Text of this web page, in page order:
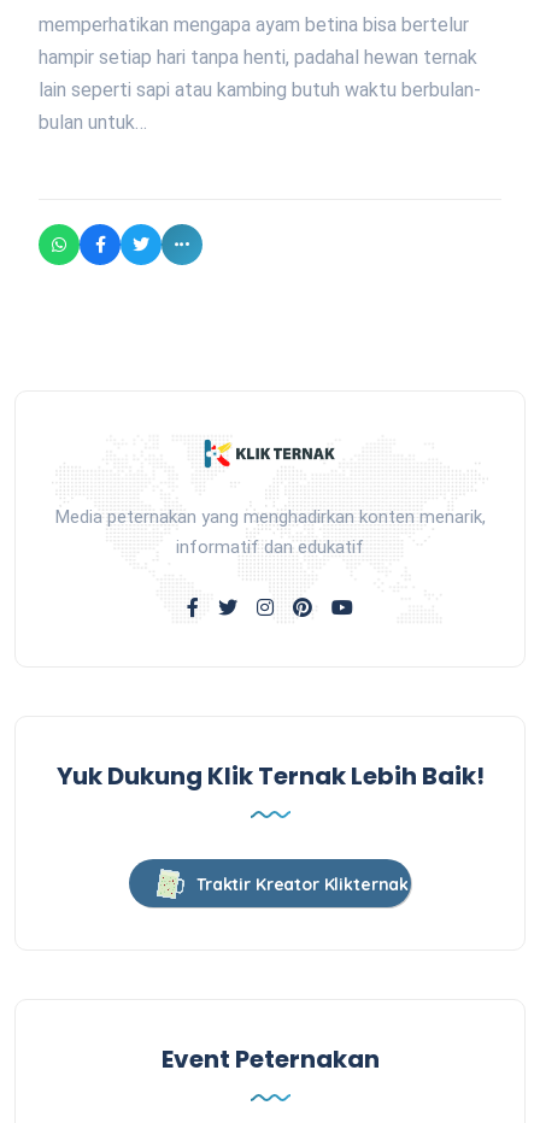
memperhatikan mengapa ayam betina bisa bertelur
hampir setiap hari tanpa henti, padahal hewan ternak
lain seperti sapi atau kambing butuh waktu berbulan-
bulan untuk…
Media peternakan yang menghadirkan konten menarik,
informatif dan edukatif
Yuk Dukung Klik Ternak Lebih Baik!
Traktir Kreator Klikternak
Event Peternakan